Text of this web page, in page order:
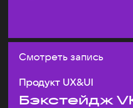
Смотреть запись
Продукт UX&UI
Бэкстейдж